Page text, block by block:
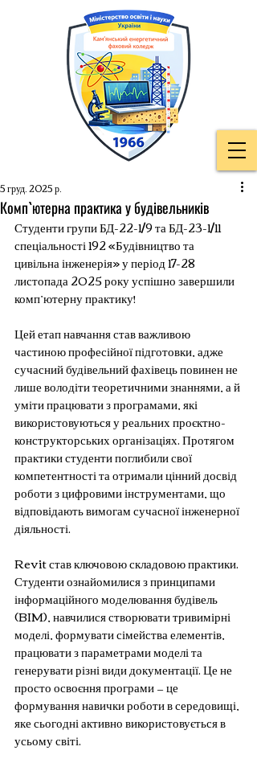
Комп`ютерна практика у будівельників
5 груд. 2025 р.
Студенти групи БД-22-1/9 та БД-23-1/11
спеціальності 192 «Будівництво та
цивільна інженерія» у період 17-28
листопада 2025 року успішно завершили
комп’ютерну практику!
Цей етап навчання став важливою
частиною професійної підготовки, адже
сучасний будівельний фахівець повинен не
лише володіти теоретичними знаннями, а й
уміти працювати з програмами, які
використовуються у реальних проєктно-
конструкторських організаціях. Протягом
практики студенти поглибили свої
компетентності та отримали цінний досвід
роботи з цифровими інструментами, що
відповідають вимогам сучасної інженерної
діяльності.
Revit став ключовою складовою практики.
Студенти ознайомилися з принципами
інформаційного моделювання будівель
(BIM), навчилися створювати тривимірні
моделі, формувати сімейства елементів,
працювати з параметрами моделі та
генерувати різні види документації. Це не
просто освоєння програми — це
формування навички роботи в середовищі,
яке сьогодні активно використовується в
усьому світі.